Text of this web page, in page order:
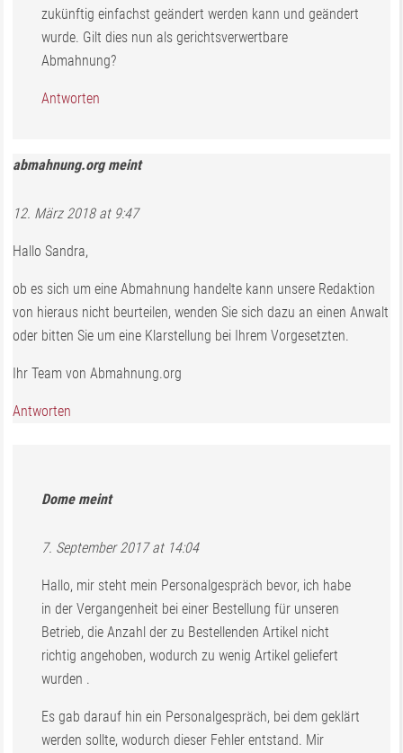
zukünftig einfachst geändert werden kann und geändert
wurde. Gilt dies nun als gerichtsverwertbare
Abmahnung?
Antworten
abmahnung.orgmeint
12. März 2018 at 9:47
Hallo Sandra,
ob es sich um eine Abmahnung handelte kann unsere Redaktion
von hieraus nicht beurteilen, wenden Sie sich dazu an einen Anwalt
oder bitten Sie um eine Klarstellung bei Ihrem Vorgesetzten.
Ihr Team von Abmahnung.org
Antworten
Dome meint
7. September 2017 at 14:04
Hallo, mir steht mein Personalgespräch bevor, ich habe
in der Vergangenheit bei einer Bestellung für unseren
Betrieb, die Anzahl der zu Bestellenden Artikel nicht
richtig angehoben, wodurch zu wenig Artikel geliefert
wurden .
Es gab darauf hin ein Personalgespräch, bei dem geklärt
werden sollte, wodurch dieser Fehler entstand. Mir